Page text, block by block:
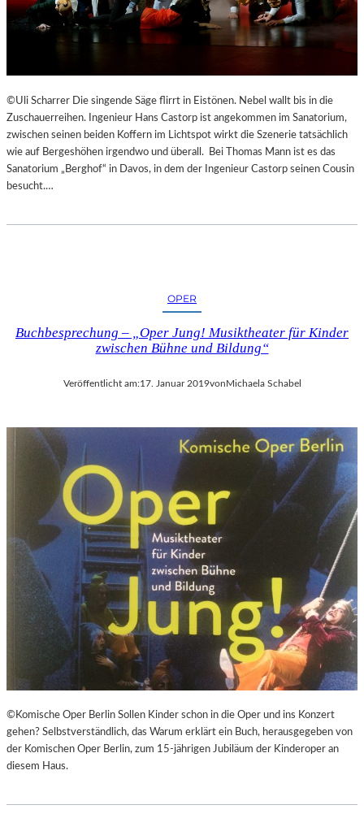
©Uli Scharrer Die singende Säge flirrt in Eistönen. Nebel wallt bis in die
Zuschauerreihen. Ingenieur Hans Castorp ist angekommen im Sanatorium,
zwischen seinen beiden Koffern im Lichtspot wirkt die Szenerie tatsächlich
wie auf Bergeshöhen irgendwo und überall. Bei Thomas Mann ist es das
Sanatorium „Berghof“ in Davos, in dem der Ingenieur Castorp seinen Cousin
besucht.…
OPER
Buchbesprechung – „Oper Jung! Musiktheater für Kinder
zwischen Bühne und Bildung“
Veröffentlicht am:17. Januar 2019vonMichaela Schabel
©Komische Oper Berlin Sollen Kinder schon in die Oper und ins Konzert
gehen? Selbstverständlich, das Warum erklärt ein Buch, herausgegeben von
der Komischen Oper Berlin, zum 15-jährigen Jubiläum der Kinderoper an
diesem Haus.